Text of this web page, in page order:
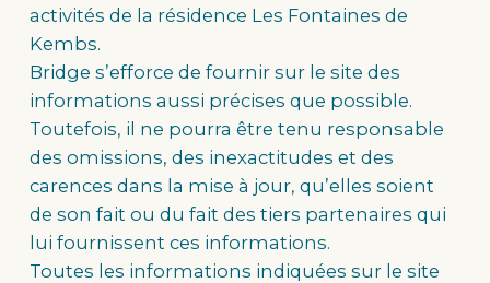
activités de la résidence Les Fontaines de
Kembs.
Bridge s’efforce de fournir sur le site des
informations aussi précises que possible.
Toutefois, il ne pourra être tenu responsable
des omissions, des inexactitudes et des
carences dans la mise à jour, qu’elles soient
de son fait ou du fait des tiers partenaires qui
lui fournissent ces informations.
Toutes les informations indiquées sur le site